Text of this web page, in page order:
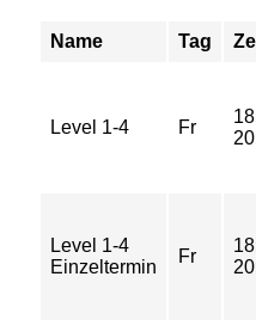
Name Tag
Level 1-4 Fr
Level 1-4
Einzeltermin
Fr